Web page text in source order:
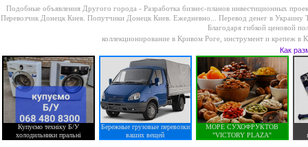
Подобные объявления Другого города -Разработка бизнес-планов инвестиционных
Перевозчик Донецк Киев. Попутчики Донецк Киев. Ежедневно...Перевод денег в Украину
Благодаря гибкой ценовой
коллекционирование в Кривом Роге инструмент и крепеж в
Как
Купуємо техніку Б/У
холодильники пральні
Бережные грузовые перевозки
ваших вещей
МОРЕ СУХОФРУКТОВ
"VICTORY PLAZA"